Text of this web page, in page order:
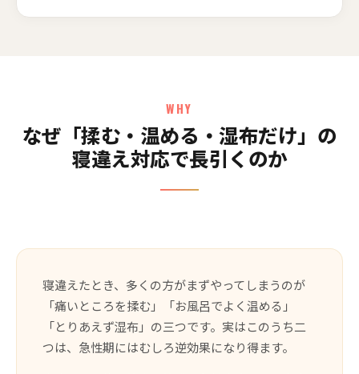
WHY
なぜ「揉む・温める・湿布だけ」の
寝違え対応で長引くのか
寝違えたとき、多くの方がまずやってしまうのが
「痛いところを揉む」「お風呂でよく温める」
「とりあえず湿布」の三つです。実はこのうち二
つは、急性期にはむしろ逆効果になり得ます。